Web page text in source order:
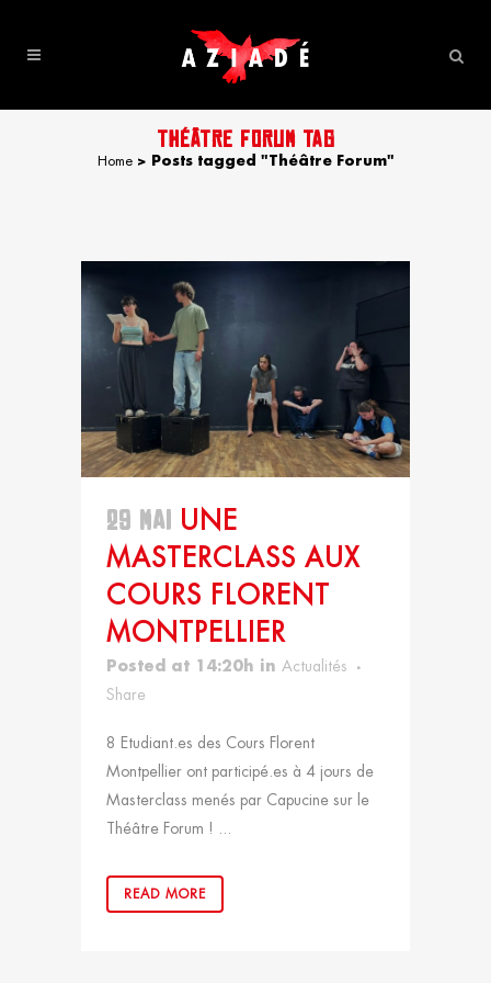
THÉÂTRE FORUM TAG
Home> Posts tagged "Théâtre Forum"
29 MAI UNE
MASTERCLASS AUX
COURS FLORENT
MONTPELLIER
Posted at 14:20h in Actualités
Share
8 Etudiant.es des Cours Florent
Montpellier ont participé.es à 4 jours de
Masterclass menés par Capucine sur le
Théâtre Forum ! ...
READ MORE